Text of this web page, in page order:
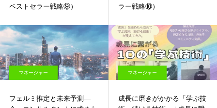
ベストセラー戦略⑨）
ラー戦略⑩）
マネージャー
フェルミ推定と未来予測—
マネージャー
成長に磨きがかかる「学ぶ技